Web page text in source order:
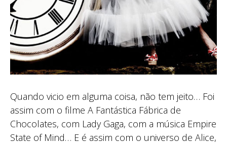
Quando vicio em alguma coisa, não tem jeito… Foi
assim com o filme A Fantástica Fábrica de
Chocolates, com Lady Gaga, com a música Empire
State of Mind… E é assim com o universo de Alice,